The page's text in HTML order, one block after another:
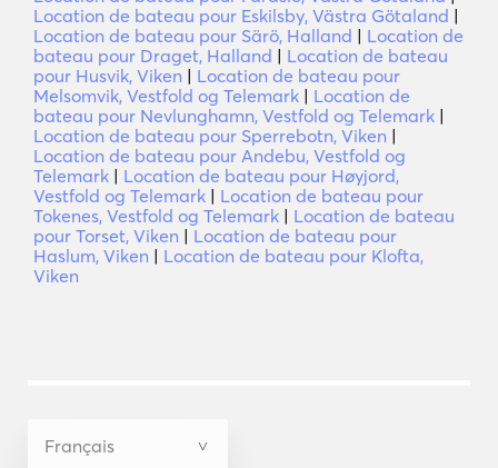
Location de bateau pour Eskilsby, Västra Götaland |
Location de bateau pour Särö, Halland | Location de
bateau pour Draget, Halland | Location de bateau
pour Husvik, Viken | Location de bateau pour
Melsomvik, Vestfold og Telemark | Location de
bateau pour Nevlunghamn, Vestfold og Telemark |
Location de bateau pour Sperrebotn, Viken |
Location de bateau pour Andebu, Vestfold og
Telemark | Location de bateau pour Høyjord,
Vestfold og Telemark | Location de bateau pour
Tokenes, Vestfold og Telemark | Location de bateau
pour Torset, Viken | Location de bateau pour
Haslum, Viken | Location de bateau pour Klofta,
Viken